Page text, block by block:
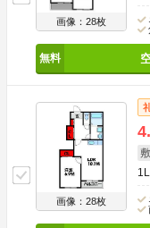
画像：28枚
画像：28枚
敷